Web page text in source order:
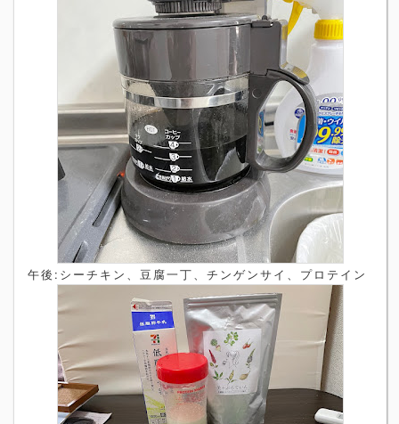
午後:シーチキン、豆腐一丁、チンゲンサイ、プロテイン